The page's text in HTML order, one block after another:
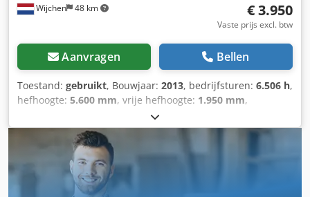
Wijchen 48 km € 3.950
Vaste prijs excl. btw
Aanvragen Bellen
Toestand: gebruikt, Bouwjaar: 2013, bedrijfsturen: 6.506 h,
hefhoogte: 5.600 mm, vrije hefhoogte: 1.950 mm,
, masttype:
1.290 mm, vorkbreedte:710 mm, totale hoogte:2.430 mm,
totale lengte:1.970 mm
, Ledig gewicht: 3.559 kg Hefcapaciteit: 1.600 kg -
Bouwjaar: 2013 - Documentatie aanwezig: Ja - CE
markering aanwezig: Ja - CE certificaat aanwezig: Nee -